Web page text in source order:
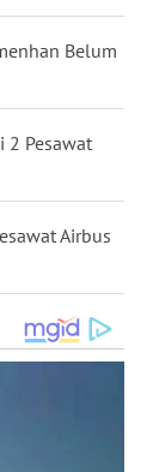
Belum
2 Pesawat
Airbus